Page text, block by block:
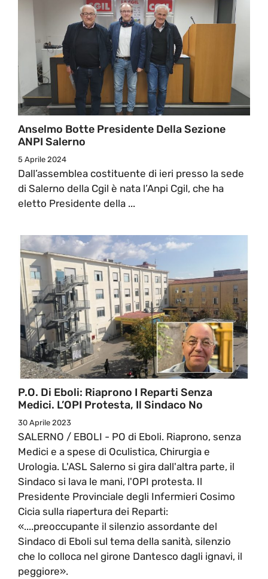
Anselmo Botte Presidente Della Sezione
ANPI Salerno
5 Aprile 2024
Dall’assemblea costituente di ieri presso la sede
di Salerno della Cgil è nata l’Anpi Cgil, che ha
eletto Presidente della ...
P.O. Di Eboli: Riaprono I Reparti Senza
Medici. L’OPI Protesta, Il Sindaco No
30 Aprile 2023
SALERNO / EBOLI - PO di Eboli. Riaprono, senza
Medici e a spese di Oculistica, Chirurgia e
Urologia. L'ASL Salerno si gira dall'altra parte, il
Sindaco si lava le mani, l'OPI protesta. Il
Presidente Provinciale degli Infermieri Cosimo
Cicia sulla riapertura dei Reparti:
«....preoccupante il silenzio assordante del
Sindaco di Eboli sul tema della sanità, silenzio
che lo colloca nel girone Dantesco dagli ignavi, il
peggiore».